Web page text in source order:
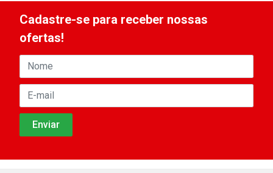
Cadastre-se para receber nossas
ofertas!